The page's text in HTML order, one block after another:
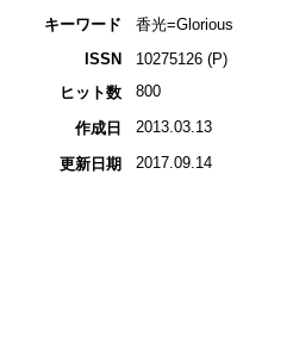
キーワード
香光=Glorious
ISSN
10275126 (P)
ヒット数
800
作成日 2013.03.13
更新日期 2017.09.14